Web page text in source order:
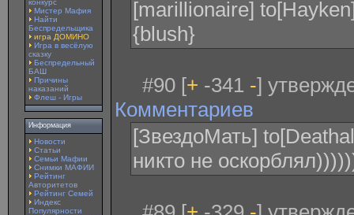
конкурс
Мистер Мафия
Найти
Беспредельщика
игра ДОМИНО
Игра в весёлую
сказку
Беспредельный
БАШ
Причины
наказаний
Флеш - Игры
Информация
Новости
Статьи
Семьи Мафии
Снимки МАФИИ
Рейтинг
Авторитетов
Рейтинг Семей
Индекс
Популярности
[marillionaire]
{blush}
#90 [+ -341 -]
Комментариев
[ЗвездоМать]
никто не